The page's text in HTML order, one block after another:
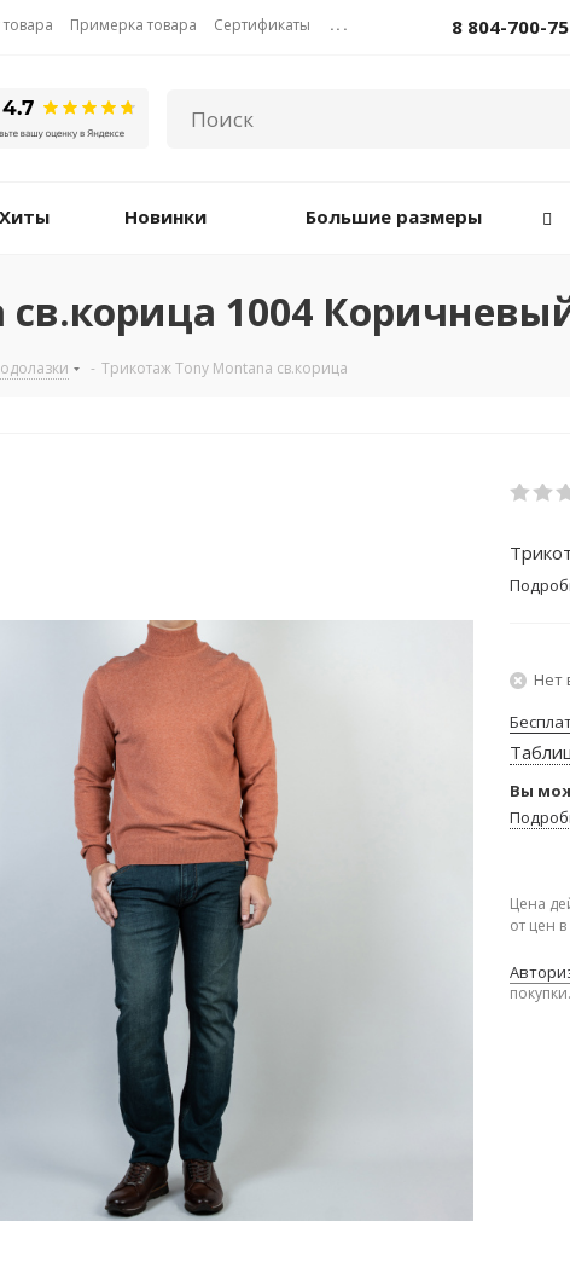
Примерка товара Сертификаты ... 8 804-700-
Хиты Новинки Большие размеры
1004
- Трикотаж Tony Montana св.корица
Нет
Вы
Цена
от цен
покупки.